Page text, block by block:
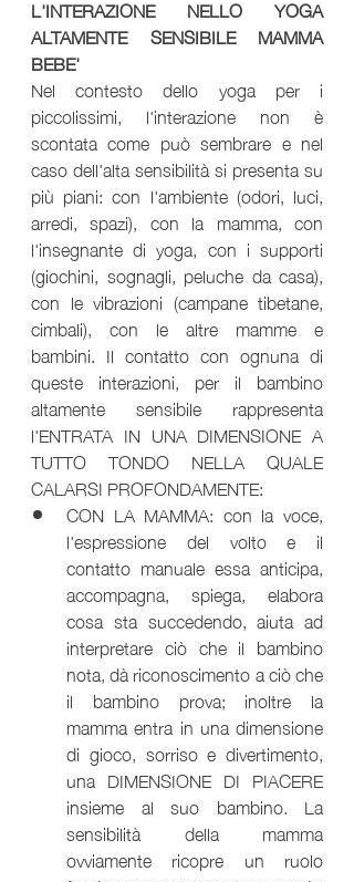
L'INTERAZIONE NELLO YOGA
ALTAMENTE SENSIBILE MAMMA
BEBE'
Nel contesto dello yoga per i
piccolissimi, l'interazione non è
scontata come può sembrare e nel
caso dell'alta sensibilità si presenta su
più piani: con l'ambiente (odori, luci,
arredi, spazi), con la mamma, con
l'insegnante di yoga, con i supporti
(giochini, sognagli, peluche da casa),
con le vibrazioni (campane tibetane,
cimbali), con le altre mamme e
bambini. Il contatto con ognuna di
queste interazioni, per il bambino
altamente sensibile rappresenta
l'ENTRATA IN UNA DIMENSIONE A
TUTTO TONDO NELLA QUALE
CALARSI PROFONDAMENTE:
CON LA MAMMA: con la voce,
l'espressione del volto e il
contatto manuale essa anticipa,
accompagna, spiega, elabora
cosa sta succedendo, aiuta ad
interpretare ciò che il bambino
nota, dà riconoscimento a ciò che
il bambino prova; inoltre la
mamma entra in una dimensione
di gioco, sorriso e divertimento,
una DIMENSIONE DI PIACERE
insieme al suo bambino. La
sensibilità della mamma
ovviamente ricopre un ruolo